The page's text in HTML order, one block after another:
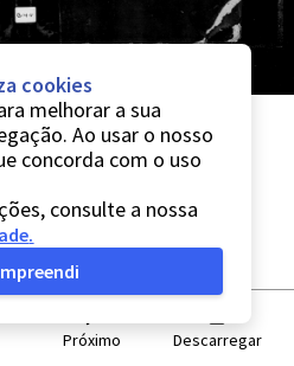
Próximo Descarregar
cookies
melhorar a sua
Ao usar o nosso
concorda com o uso
consulte a nossa
.